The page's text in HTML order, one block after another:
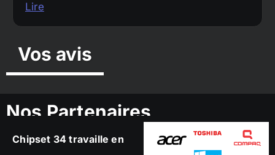
Lire
Vos avis
Nos Partenaires
Chipset 34 travaille en